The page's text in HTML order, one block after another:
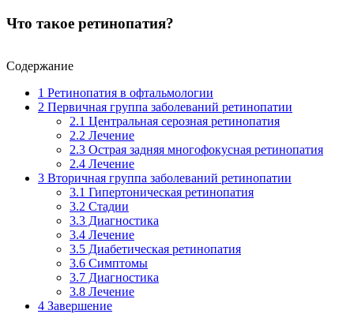
Что такое ретинопатия?
Содержание
1 Ретинопатия в офтальмологии
2 Первичная группа заболеваний ретинопатии
2.1 Центральная серозная ретинопатия
2.2 Лечение
2.3 Острая задняя многофокусная ретинопатия
2.4 Лечение
3 Вторичная группа заболеваний ретинопатии
3.1 Гипертоническая ретинопатия
3.2 Стадии
3.3 Диагностика
3.4 Лечение
3.5 Диабетическая ретинопатия
3.6 Симптомы
3.7 Диагностика
3.8 Лечение
4 Завершение